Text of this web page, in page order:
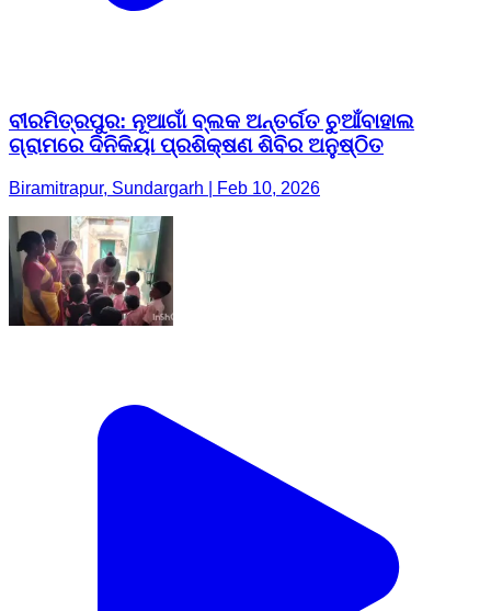
ବୀରମିତ୍ରପୁର: ନୂଆଗାଁ ବ୍ଲକ ଅନ୍ତର୍ଗତ ଚୁଆଁବାହାଲ
ଗ୍ରାମରେ ଦିନିକିୟା ପ୍ରଶିକ୍ଷଣ ଶିବିର ଅନୁଷ୍ଠିତ
Biramitrapur, Sundargarh | Feb 10, 2026